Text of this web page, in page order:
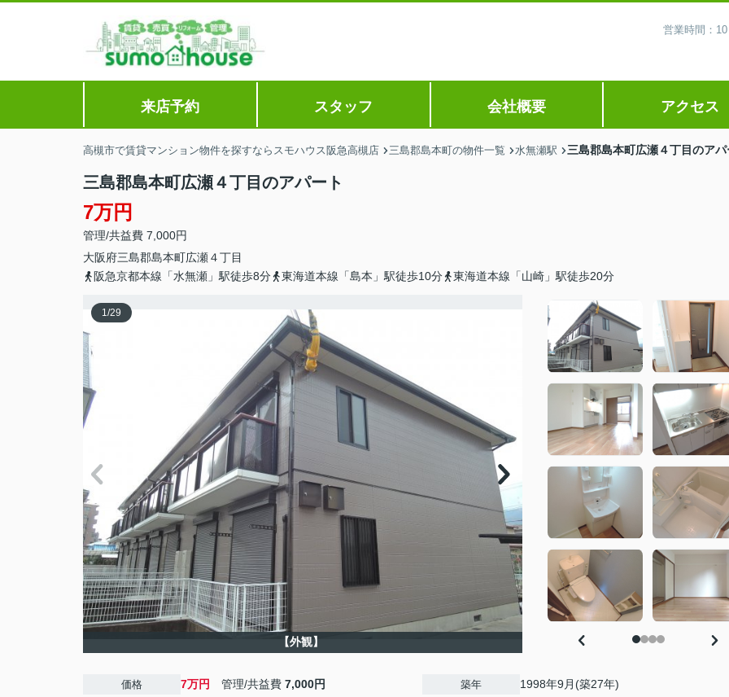
営業時間：
来店予約 スタッフ 会社概要 アクセス
高槻市で賃貸マンション物件を探すならスモハウス阪急高槻店 三島郡島本町の物件一覧 水無瀬駅 三島郡島本町広瀬４丁目のア
三島郡島本町広瀬４丁目のアパート
7万円
管理/共益費 7,000円
大阪府三島郡島本町広瀬４丁目
阪急京都本線「水無瀬」駅徒歩8分
東海道本線「島本」駅徒歩10分 東海道本線「山崎」駅徒歩20分
1/29
【外観】
価格 7万円 管理/共益費 7,000円 築年 1998年9月(築27年)